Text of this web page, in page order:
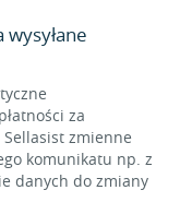
za
zmienne
komunikatu np. z
danych do zmiany